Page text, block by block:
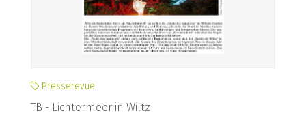
Presserevue
TB - Lichtermeer in Wiltz